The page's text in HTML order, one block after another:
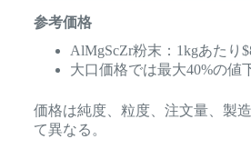
参考価格
AlMgScZr粉末：1kgあたり
大口価格では最大40%の値
価格は純度、粒度、注文量、製
て異なる。